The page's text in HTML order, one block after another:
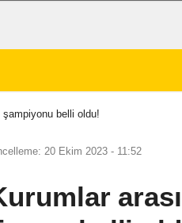
8 Ağustos 2026
şampiyonu belli oldu!
20 Ekim 2023 - 11:52